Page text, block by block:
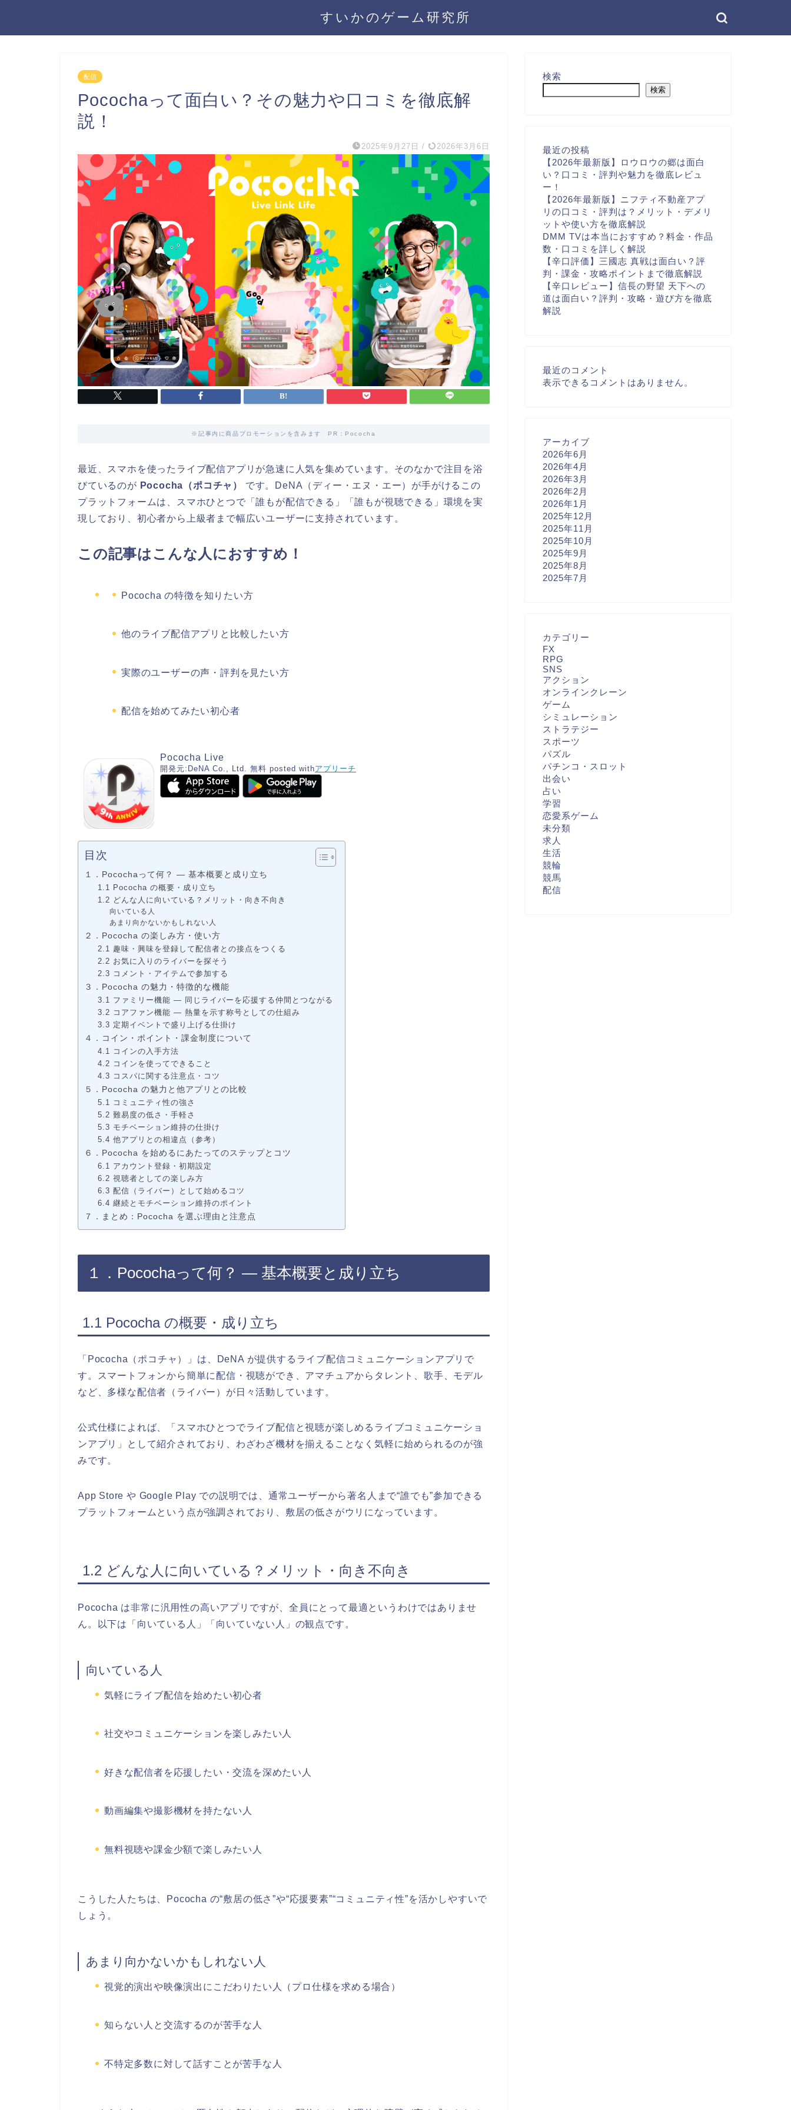
すいかのゲーム研究所
配信
Pocochaって面白い？その魅力や口コミを徹底解
説！
2025年9月27日 / 2026年3月6日
※記事内に商品プロモーションを含みます PR：Pococha
最近、スマホを使ったライブ配信アプリが急速に人気を集めています。そのなかで注目を浴
びているのが Pococha（ポコチャ）
です。DeNA（ディー・エヌ・エー）が手がけるこの
プラットフォームは、スマホひとつで「誰もが配信できる」「誰もが視聴できる」環境を実
現しており、初心者から上級者まで幅広いユーザーに支持されています。
この記事はこんな人におすすめ！
Pococha の特徴を知りたい方
他のライブ配信アプリと比較したい方
実際のユーザーの声・評判を見たい方
配信を始めてみたい初心者
Pococha Live
開発元: DeNA Co., Ltd. 無料 posted withアプリーチ
目次
１．Pocochaって何？ ― 基本概要と成り立ち
1.1 Pococha の概要・成り立ち
1.2 どんな人に向いている？メリット・向き不向き
向いている人
あまり向かないかもしれない人
２．Pococha の楽しみ方・使い方
2.1 趣味・興味を登録して配信者との接点をつくる
2.2 お気に入りのライバーを探そう
2.3 コメント・アイテムで参加する
３．Pococha の魅力・特徴的な機能
3.1 ファミリー機能 ― 同じライバーを応援する仲間とつながる
3.2 コアファン機能 ― 熱量を示す称号としての仕組み
3.3 定期イベントで盛り上げる仕掛け
４．コイン・ポイント・課金制度について
4.1 コインの入手方法
4.2 コインを使ってできること
4.3 コスパに関する注意点・コツ
５．Pococha の魅力と他アプリとの比較
5.1 コミュニティ性の強さ
5.2 難易度の低さ・手軽さ
5.3 モチベーション維持の仕掛け
5.4 他アプリとの相違点（参考）
６．Pococha を始めるにあたってのステップとコツ
6.1 アカウント登録・初期設定
6.2 視聴者としての楽しみ方
6.3 配信（ライバー）として始めるコツ
6.4 継続とモチベーション維持のポイント
７．まとめ：Pococha を選ぶ理由と注意点
１．Pocochaって何？ ― 基本概要と成り立ち
1.1 Pococha の概要・成り立ち
「Pococha（ポコチャ）」は、DeNA が提供するライブ配信コミュニケーションアプリで
す。スマートフォンから簡単に配信・視聴ができ、アマチュアからタレント、歌手、モデル
など、多様な配信者（ライバー）が日々活動しています。
公式仕様によれば、「スマホひとつでライブ配信と視聴が楽しめるライブコミュニケーショ
ンアプリ」として紹介されており、わざわざ機材を揃えることなく気軽に始められるのが強
みです。
App Store や Google Play での説明では、通常ユーザーから著名人まで“誰でも”参加できる
プラットフォームという点が強調されており、敷居の低さがウリになっています。
1.2 どんな人に向いている？メリット・向き不向き
Pococha は非常に汎用性の高いアプリですが、全員にとって最適というわけではありませ
ん。以下は「向いている人」「向いていない人」の観点です。
向いている人
気軽にライブ配信を始めたい初心者
社交やコミュニケーションを楽しみたい人
好きな配信者を応援したい・交流を深めたい人
動画編集や撮影機材を持たない人
無料視聴や課金少額で楽しみたい人
こうした人たちは、Pococha の“敷居の低さ”や“応援要素”“コミュニティ性”を活かしやすいで
しょう。
あまり向かないかもしれない人
視覚的演出や映像演出にこだわりたい人（プロ仕様を求める場合）
知らない人と交流するのが苦手な人
不特定多数に対して話すことが苦手な人
検索
検索
最近の投稿
【2026年最新版】ロウロウの郷は面白
い？口コミ・評判や魅力を徹底レビュ
ー！
【2026年最新版】ニフティ不動産アプ
リの口コミ・評判は？メリット・デメリ
ットや使い方を徹底解説
DMM TVは本当におすすめ？料金・作品
数・口コミを詳しく解説
【辛口評価】三國志 真戦は面白い？評
判・課金・攻略ポイントまで徹底解説
【辛口レビュー】信長の野望 天下への
道は面白い？評判・攻略・遊び方を徹底
解説
最近のコメント
表示できるコメントはありません。
アーカイブ
2026年6月
2026年4月
2026年3月
2026年2月
2026年1月
2025年12月
2025年11月
2025年10月
2025年9月
2025年8月
2025年7月
カテゴリー
FX
RPG
SNS
アクション
オンラインクレーン
ゲーム
シミュレーション
ストラテジー
スポーツ
パズル
パチンコ・スロット
出会い
占い
学習
恋愛系ゲーム
未分類
求人
生活
競輪
競馬
配信